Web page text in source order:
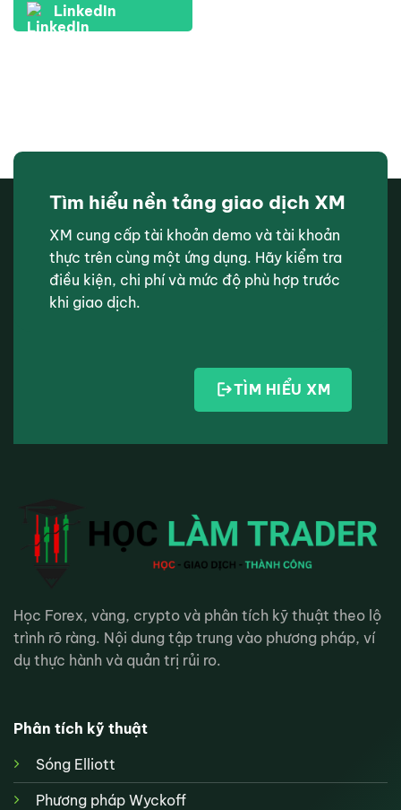
LinkedIn
Tìm hiểu nền tảng giao dịch XM
XM cung cấp tài khoản demo và tài khoản
thực trên cùng một ứng dụng. Hãy kiểm tra
điều kiện, chi phí và mức độ phù hợp trước
khi giao dịch.
TÌM HIỂU XM
Học Forex, vàng, crypto và phân tích kỹ thuật theo lộ
trình rõ ràng. Nội dung tập trung vào phương pháp, ví
dụ thực hành và quản trị rủi ro.
Phân tích kỹ thuật
Sóng Elliott
Phương pháp Wyckoff